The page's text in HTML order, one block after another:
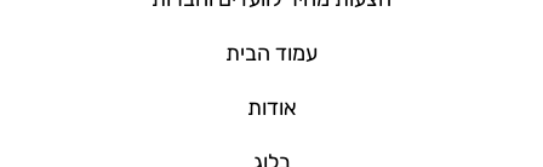
עמוד הבית
אודות